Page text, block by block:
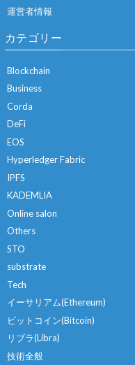
運営者情報
カテゴリー
Blockchain
Business
Corda
DeFi
EOS
Hyperledger Fabric
IPFS
KADEMLIA
Online salon
Others
STO
substrate
Tech
イーサリアム(Ethereum)
ビットコイン(Bitcoin)
リブラ(Libra)
技術全般